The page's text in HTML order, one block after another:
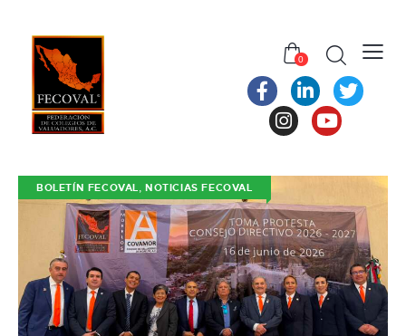
0
BOLETÍN FECOVAL, NOTICIAS FECOVAL